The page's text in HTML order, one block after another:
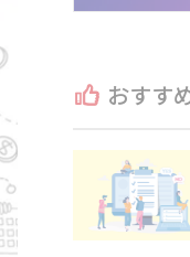
おすす